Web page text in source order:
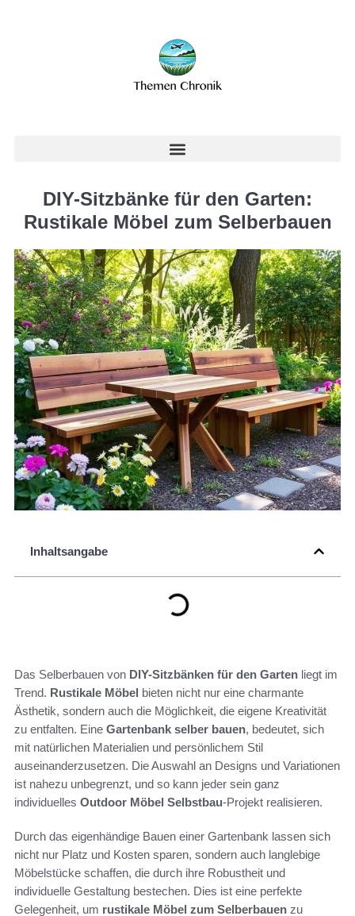
DIY-Sitzbänke für den Garten:
Rustikale Möbel zum Selberbauen
Inhaltsangabe
Das Selberbauen von DIY-Sitzbänken für den Garten liegt im
Trend. Rustikale Möbel bieten nicht nur eine charmante
Ästhetik, sondern auch die Möglichkeit, die eigene Kreativität
zu entfalten. Eine Gartenbank selber bauen, bedeutet, sich
mit natürlichen Materialien und persönlichem Stil
auseinanderzusetzen. Die Auswahl an Designs und Variationen
ist nahezu unbegrenzt, und so kann jeder sein ganz
individuelles Outdoor Möbel Selbstbau-Projekt realisieren.
Durch das eigenhändige Bauen einer Gartenbank lassen sich
nicht nur Platz und Kosten sparen, sondern auch langlebige
Möbelstücke schaffen, die durch ihre Robustheit und
individuelle Gestaltung bestechen. Dies ist eine perfekte
Gelegenheit, um rustikale Möbel zum Selberbauen zu